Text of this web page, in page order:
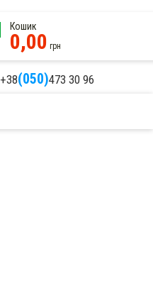
Кошик
0,00 грн
+38(050)473 30 96